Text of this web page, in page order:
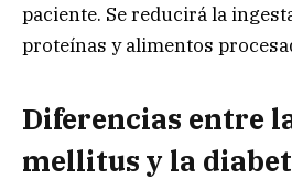
paciente. Se reducirá la
proteínas y alimentos
Diferencias entre
mellitus y la